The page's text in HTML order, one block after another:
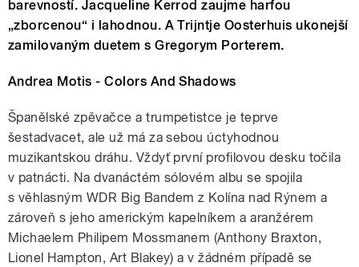
barevností. Jacqueline Kerrod zaujme harfou
„zborcenou“ i lahodnou. A Trijntje Oosterhuis ukonejší
zamilovaným duetem s Gregorym Porterem.
Andrea Motis - Colors And Shadows
Španělské zpěvačce a trumpetistce je teprve
šestadvacet, ale už má za sebou úctyhodnou
muzikantskou dráhu. Vždyť první profilovou desku točila
v patnácti. Na dvanáctém sólovém albu se spojila
s věhlasným WDR Big Bandem z Kolína nad Rýnem a
zároveň s jeho americkým kapelníkem a aranžérem
Michaelem Philipem Mossmanem (Anthony Braxton,
Lionel Hampton, Art Blakey) a v žádném případě se